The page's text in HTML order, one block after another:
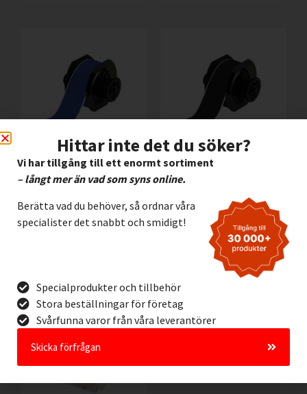
Vinyl Brady B595 BLÅ,
57mm
3.195,00kr Exkl. moms
Vinyl Brady B595
SVART, 57mm
3.195,00 Exkl. moms
Lägg I Kundvagn
Offertförfrågan
Hittar inte det du söker?
Vi har tillgång till ett enormt sortiment
– långt mer än vad som syns online.
Berätta vad du behöver, så ordnar våra
specialister det snabbt och smidigt!
Specialprodukter och tillbehör
Stora beställningar för företag
Svårfunna varor från våra leverantörer
Skicka förfrågan